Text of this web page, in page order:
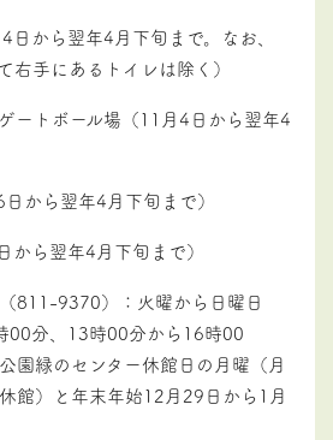
日から翌年4月下旬まで。なお、
右手にあるトイレは除く）
ートボール場（11 月4日から翌年4
日から翌年4月下旬まで）
日から翌年4月下旬まで）
811-9370）：火曜から日曜日
00分 13時00分から 16時00
園緑のセンター休館日の月曜（月
館）と年末年始12月29日 から 1月